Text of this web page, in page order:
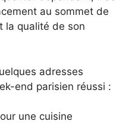
au sommet de
la qualité de son
adresses
end parisien réussi :
une cuisine